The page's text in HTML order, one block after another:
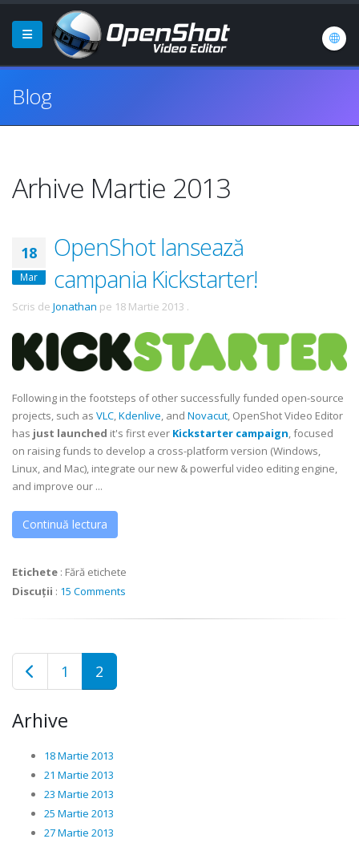
Blog
Arhive Martie 2013
18
Mar
OpenShot lansează
campania Kickstarter!
Scris de Jonathan pe 18 Martie 2013 .
Following in the footsteps of other successfully funded open-source
projects, such as VLC,Kdenlive, and Novacut, OpenShot Video Editor
has just launched it's first ever Kickstarter campaign, focused
on raising funds to develop a cross-platform version (Windows,
Linux, and Mac), integrate our new & powerful video editing engine,
and improve our ...
Continuă lectura
Etichete : Fără etichete
Discuții : 15 Comments
1 2
Arhive
18 Martie 2013
21 Martie 2013
23 Martie 2013
25 Martie 2013
27 Martie 2013